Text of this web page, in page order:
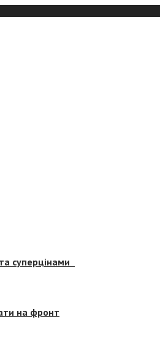
суперцінами
на фронт